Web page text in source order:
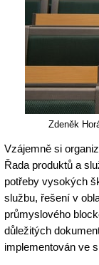
Zdeněk
Vzájemně si
Řada produktů a
potřeby vysokých
službu, řešení v
průmyslového
důležitých
implementován ve